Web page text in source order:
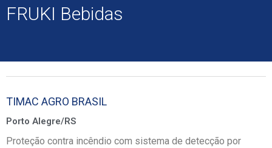
FRUKI Bebidas
TIMAC AGRO BRASIL
Porto Alegre/RS
Proteção contra incêndio com sistema de detecção por